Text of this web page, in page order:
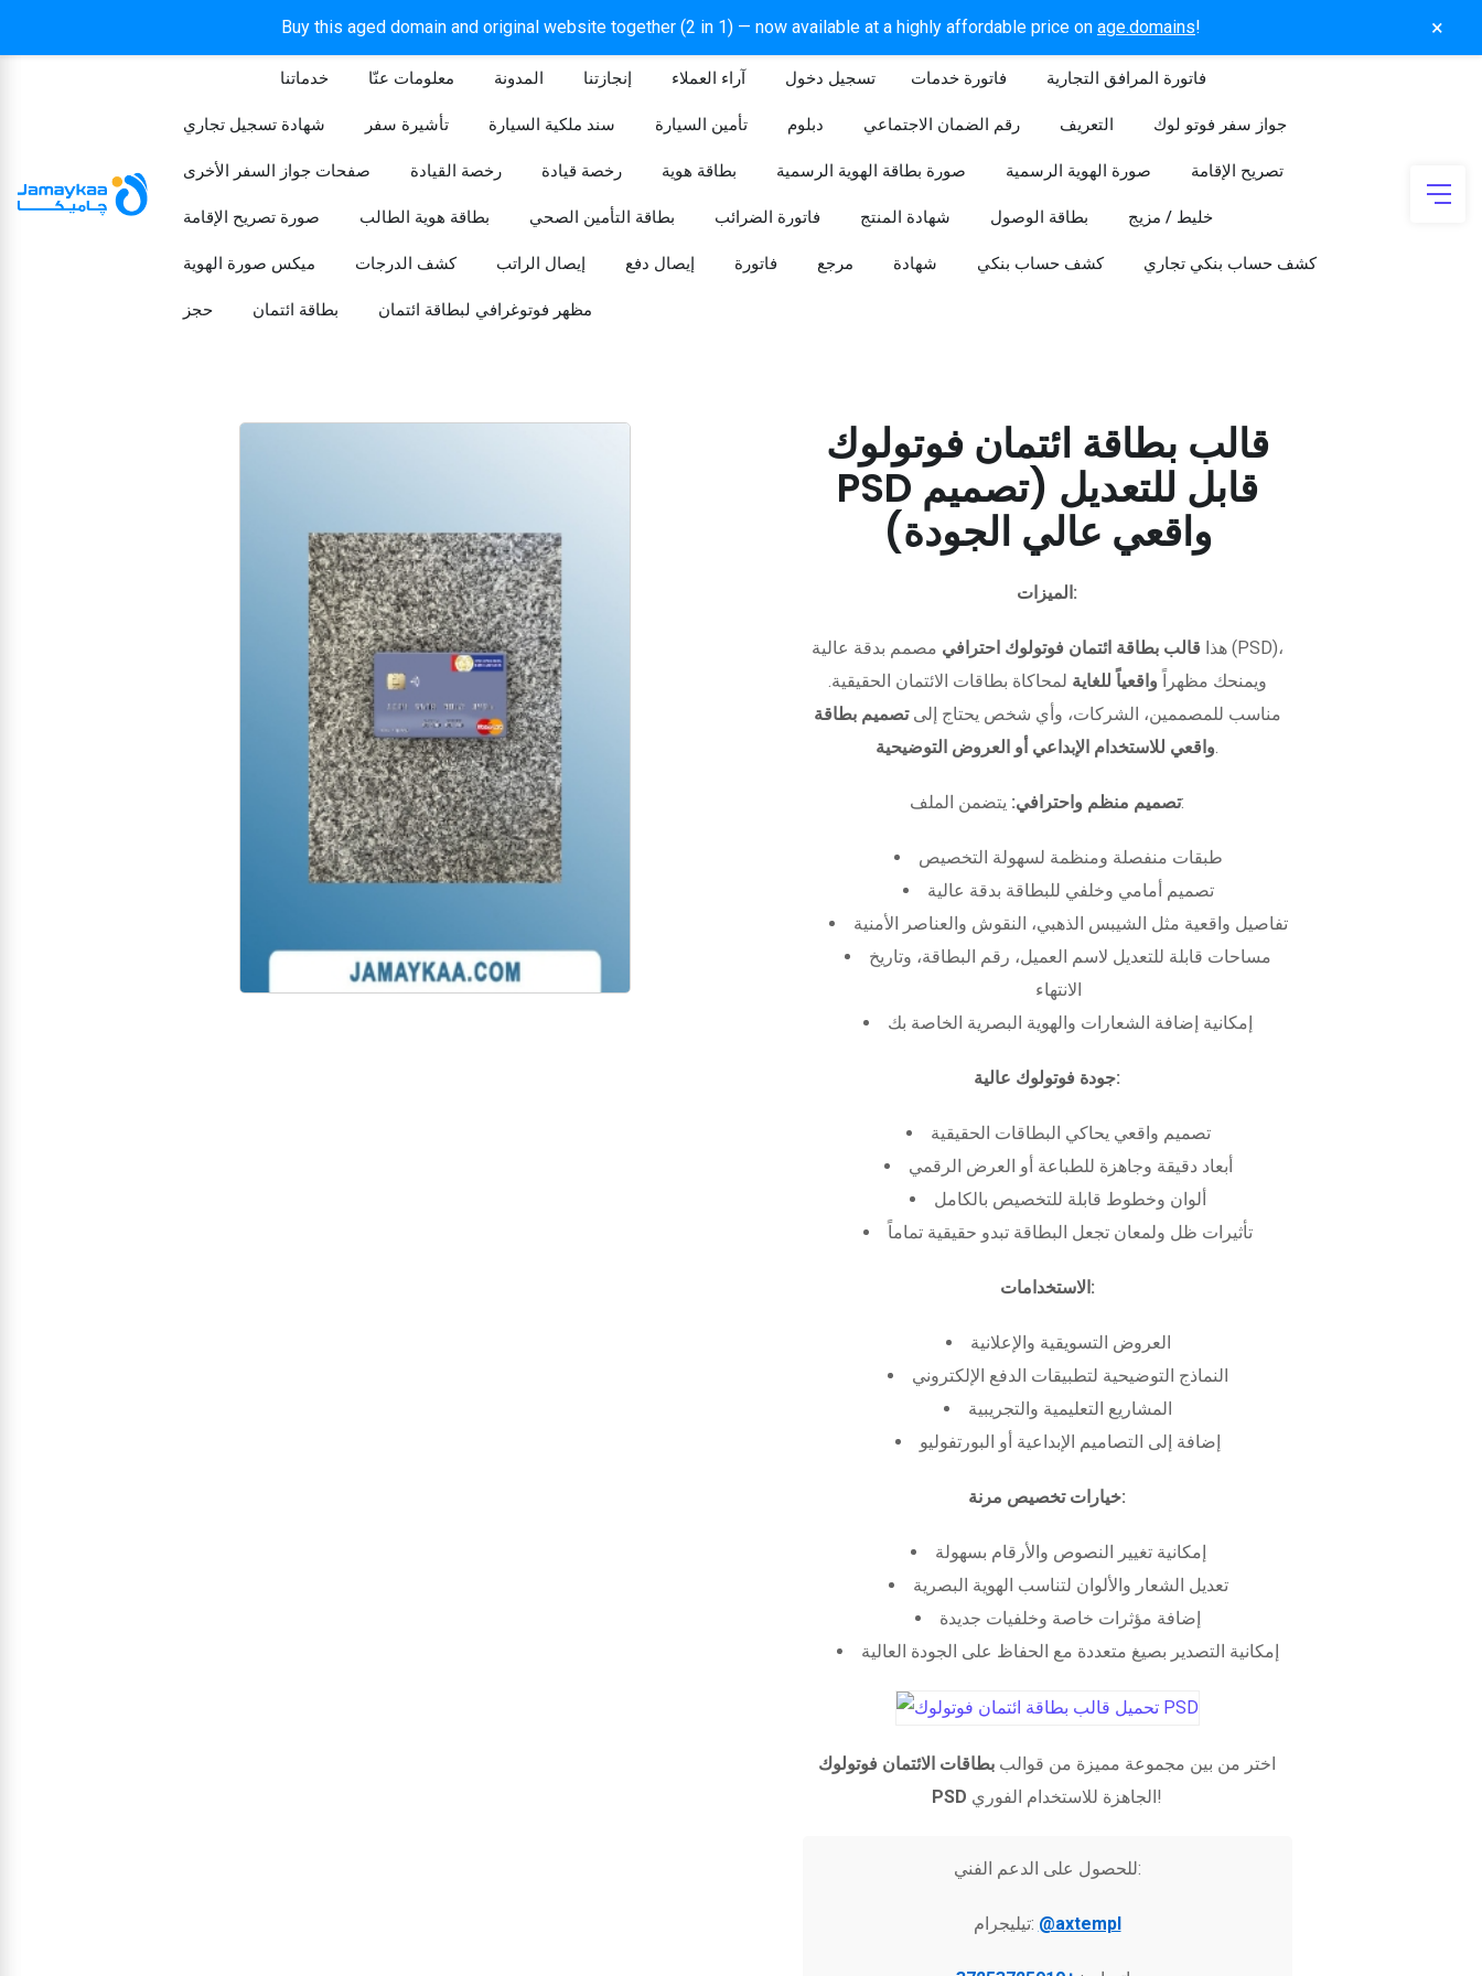
Buy this aged domain and original website together (2 in 1) — now available at a highly affordable price on age.domains! ×
خدماتنا معلومات عنّا المدونة إنجازتنا آراء العملاء تسجيل دخول​ فاتورة خدمات فاتورة المرافق التجارية
شهادة تسجيل تجاري تأشيرة سفر سند ملكية السيارة تأمين السيارة دبلوم رقم الضمان الاجتماعي التعريف جواز سفر فوتو لوك
صفحات جواز السفر الأخرى رخصة القيادة رخصة قيادة بطاقة هوية صورة بطاقة الهوية الرسمية صورة الهوية الرسمية تصريح الإقامة
صورة تصريح الإقامة بطاقة هوية الطالب بطاقة التأمين الصحي فاتورة الضرائب شهادة المنتج بطاقة الوصول خليط / مزيج
ميكس صورة الهوية كشف الدرجات إيصال الراتب إيصال دفع فاتورة مرجع شهادة كشف حساب بنكي كشف حساب بنكي تجاري
حجز بطاقة ائتمان مظهر فوتوغرافي لبطاقة ائتمان
قالب بطاقة ائتمان فوتولوك
PSD قابل للتعديل (تصميم
واقعي عالي الجودة)
الميزات:
هذا قالب بطاقة ائتمان فوتولوك احترافي مصمم بدقة عالية (PSD)،
ويمنحك مظهراً واقعياً للغاية لمحاكاة بطاقات الائتمان الحقيقية.
مناسب للمصممين، الشركات، وأي شخص يحتاج إلىتصميم بطاقة
واقعي للاستخدام الإبداعي أو العروض التوضيحية.
تصميم منظم واحترافي:يتضمن الملف:
طبقات منفصلة ومنظمة لسهولة التخصيص
تصميم أمامي وخلفي للبطاقة بدقة عالية
تفاصيل واقعية مثل الشيبس الذهبي، النقوش والعناصر الأمنية
مساحات قابلة للتعديل لاسم العميل، رقم البطاقة، وتاريخ
الانتهاء
إمكانية إضافة الشعارات والهوية البصرية الخاصة بك
جودة فوتولوك عالية:
تصميم واقعي يحاكي البطاقات الحقيقية
أبعاد دقيقة وجاهزة للطباعة أو العرض الرقمي
ألوان وخطوط قابلة للتخصيص بالكامل
تأثيرات ظل ولمعان تجعل البطاقة تبدو حقيقية تماماً
الاستخدامات:
العروض التسويقية والإعلانية
النماذج التوضيحية لتطبيقات الدفع الإلكتروني
المشاريع التعليمية والتجريبية
إضافة إلى التصاميم الإبداعية أو البورتفوليو
خيارات تخصيص مرنة:
إمكانية تغيير النصوص والأرقام بسهولة
تعديل الشعار والألوان لتناسب الهوية البصرية
إضافة مؤثرات خاصة وخلفيات جديدة
إمكانية التصدير بصيغ متعددة مع الحفاظ على الجودة العالية
اختر من بين مجموعة مميزة من قوالب بطاقات الائتمان فوتولوك
PSD
الجاهزة للاستخدام الفوري!
للحصول على الدعم الفني:
تيليجرام: @axtempl